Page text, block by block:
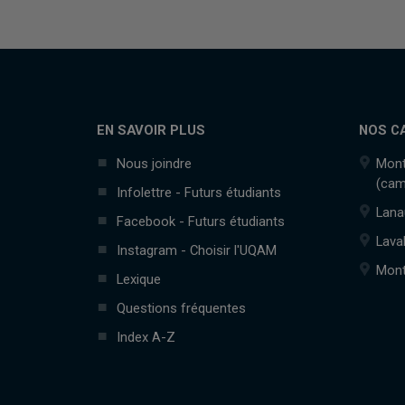
EN SAVOIR PLUS
Nous joindre
Infolettre - Futurs étudiants
Facebook - Futurs étudiants
Instagram - Choisir l'UQAM
Lexique
Questions fréquentes
Index A-Z
NOS
Laval